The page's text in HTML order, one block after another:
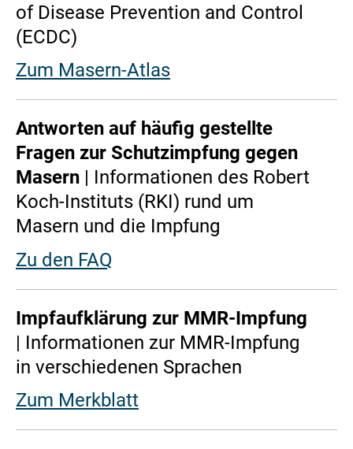
of Disease Prevention and Control
(ECDC)
Zum Masern-Atlas
Antworten auf häufig gestellte
Fragen zur Schutzimpfung gegen
Masern | Informationen des Robert
Koch-Instituts (RKI) rund um
Masern und die Impfung
Zu den FAQ
Impfaufklärung zur MMR-Impfung
| Informationen zur MMR-Impfung
in verschiedenen Sprachen
Zum Merkblatt